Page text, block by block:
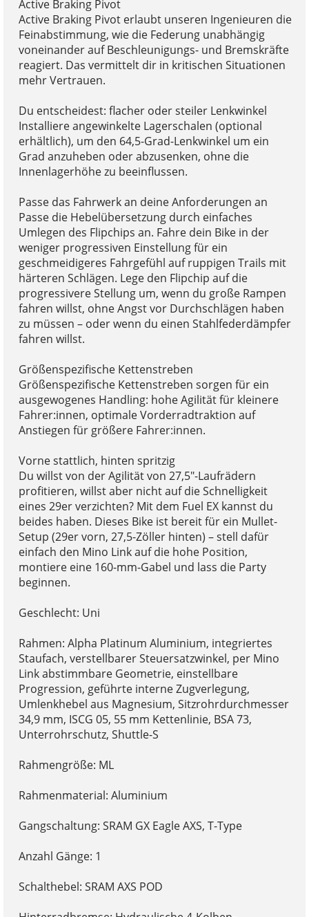
Active Braking Pivot
Active Braking Pivot erlaubt unseren Ingenieuren die
Feinabstimmung, wie die Federung unabhängig
voneinander auf Beschleunigungs- und Bremskräfte
reagiert. Das vermittelt dir in kritischen Situationen
mehr Vertrauen.
Du entscheidest: flacher oder steiler Lenkwinkel
Installiere angewinkelte Lagerschalen (optional
erhältlich), um den 64,5-Grad-Lenkwinkel um ein
Grad anzuheben oder abzusenken, ohne die
Innenlagerhöhe zu beeinflussen.
Passe das Fahrwerk an deine Anforderungen an
Passe die Hebelübersetzung durch einfaches
Umlegen des Flipchips an. Fahre dein Bike in der
weniger progressiven Einstellung für ein
geschmeidigeres Fahrgefühl auf ruppigen Trails mit
härteren Schlägen. Lege den Flipchip auf die
progressivere Stellung um, wenn du große Rampen
fahren willst, ohne Angst vor Durchschlägen haben
zu müssen – oder wenn du einen Stahlfederdämpfer
fahren willst.
Größenspezifische Kettenstreben
Größenspezifische Kettenstreben sorgen für ein
ausgewogenes Handling: hohe Agilität für kleinere
Fahrer:innen, optimale Vorderradtraktion auf
Anstiegen für größere Fahrer:innen.
Vorne stattlich, hinten spritzig
Du willst von der Agilität von 27,5"-Laufrädern
profitieren, willst aber nicht auf die Schnelligkeit
eines 29er verzichten? Mit dem Fuel EX kannst du
beides haben. Dieses Bike ist bereit für ein Mullet-
Setup (29er vorn, 27,5-Zöller hinten) – stell dafür
einfach den Mino Link auf die hohe Position,
montiere eine 160-mm-Gabel und lass die Party
beginnen.
Geschlecht: Uni
Rahmen: Alpha Platinum Aluminium, integriertes
Staufach, verstellbarer Steuersatzwinkel, per Mino
Link abstimmbare Geometrie, einstellbare
Progression, geführte interne Zugverlegung,
Umlenkhebel aus Magnesium, Sitzrohrdurchmesser
34,9 mm, ISCG 05, 55 mm Kettenlinie, BSA 73,
Unterrohrschutz, Shuttle-S
Rahmengröße: ML
Rahmenmaterial: Aluminium
Gangschaltung: SRAM GX Eagle AXS, T-Type
Anzahl Gänge: 1
Schalthebel: SRAM AXS POD